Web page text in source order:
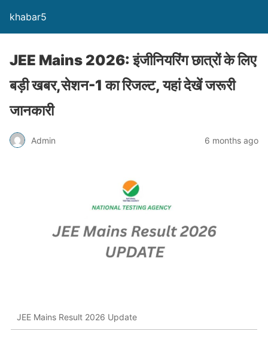
khabar5
JEE Mains 2026: इंजीनियरिंग छात्रों के लिए
बड़ी खबर,सेशन-1 का रिजल्ट, यहां देखें जरूरी
जानकारी
Admin 6 months ago
JEE Mains Result 2026 Update